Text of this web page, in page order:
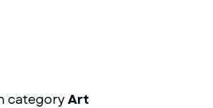
categoryArt